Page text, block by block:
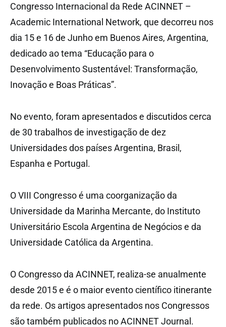
Congresso Internacional da Rede ACINNET –
Academic International Network, que decorreu nos
dia 15 e 16 de Junho em Buenos Aires, Argentina,
dedicado ao tema “Educação para o
Desenvolvimento Sustentável: Transformação,
Inovação e Boas Práticas”.
No evento, foram apresentados e discutidos cerca
de 30 trabalhos de investigação de dez
Universidades dos países Argentina, Brasil,
Espanha e Portugal.
O VIII Congresso é uma coorganização da
Universidade da Marinha Mercante, do Instituto
Universitário Escola Argentina de Negócios e da
Universidade Católica da Argentina.
O Congresso da ACINNET, realiza-se anualmente
desde 2015 e é o maior evento científico itinerante
da rede. Os artigos apresentados nos Congressos
são também publicados no ACINNET Journal.